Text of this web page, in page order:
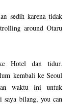
sedih karena tidak
around Otaru
Hotel dan tidur.
kembali ke Seoul
waktu ini untuk
saya bilang, you can